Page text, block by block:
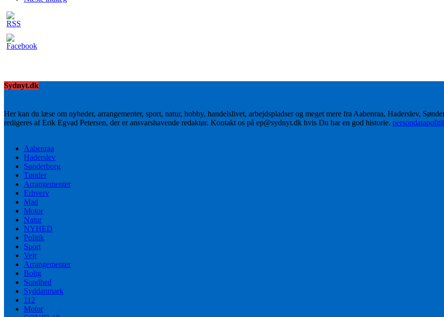
Sydnyt.dk
Her kan du læse om nyheder, arrangementer, sport, natur, hobby, handelslivet, arbejdspladser og meget mere fra Aabenraa, Haderslev,
redigeres af Erik Egvad Petersen, der er ansvarshavende redaktør. Kontakt os på ep@sydnyt.dk hvis Du har en god historie.
Aabenraa
Haderslev
Sønderborg
Tønder
Arrangementer
Erhverv
Mad
Motor
Natur
NYHED
Politik
Sport
Vejr
Arrangementer
Bolig
Sundhed
Syddanmark
112
Motor